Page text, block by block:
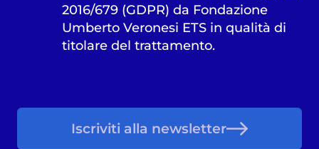
2016/679 (GDPR) da Fondazione
Umberto Veronesi ETS in qualità di
titolare del trattamento.
Iscriviti alla newsletter